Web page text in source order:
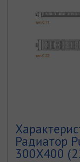
Радиатор
300Х400